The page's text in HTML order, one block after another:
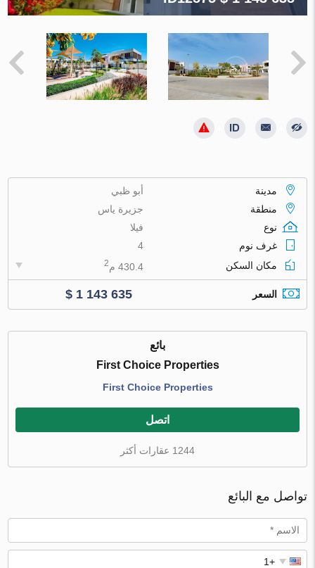
مدينة
أبو ظبي
منطقة
جزيرة ياس
نوع
فيلا
غرف نوم
4
مكان السكن
430.4 م 2
السعر $ 1 143 635
بائع
First Choice Properties
First Choice Properties
اتصل
1244 عقارات أكثر
تواصل مع البائع